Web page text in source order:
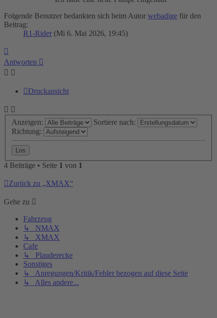
Folgende Benutzer bedankten sich beim Autor webadige für den
Beitrag:
R1-Rider (Mi 6. Mai 2026, 19:45)
Antworten
Druckansicht
Anzeigen:
Sortiere nach:
Richtung:
4 Beiträge • Seite 1 von 1
Zurück zu „XMAX“
Gehe zu
Fahrzeug
↳ NMAX
↳ XMAX
Cafe
↳ Plauderecke
Sonstiges
↳ Anregungen/Kritik/Fehler bezogen auf diese Seite
↳ Alles andere...